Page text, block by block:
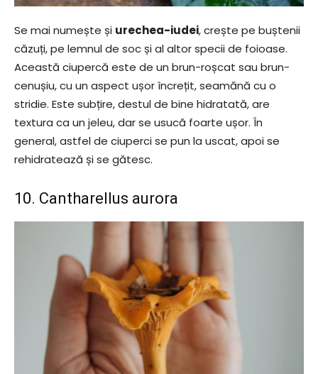
Se mai numește și urechea-iudei, crește pe buștenii
căzuți, pe lemnul de soc și al altor specii de foioase.
Această ciupercă este de un brun-roșcat sau brun-
cenușiu, cu un aspect ușor încrețit, seamănă cu o
stridie. Este subțire, destul de bine hidratată, are
textura ca un jeleu, dar se usucă foarte ușor. În
general, astfel de ciuperci se pun la uscat, apoi se
rehidratează și se gătesc.
10. Cantharellus aurora